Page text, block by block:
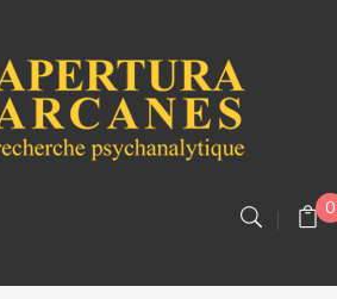
0